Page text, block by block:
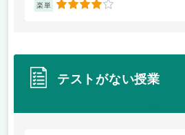
楽単 4
テストがない授業